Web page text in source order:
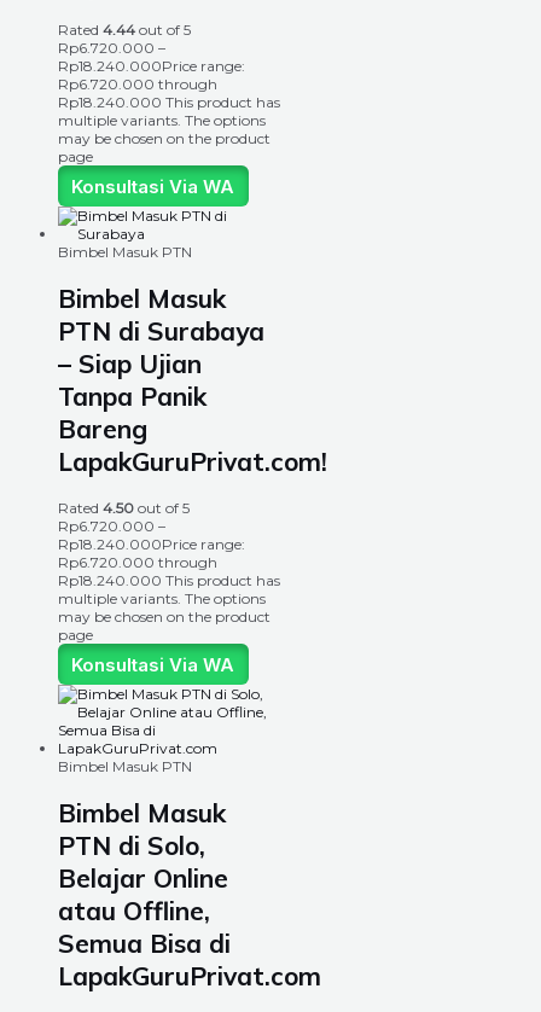
Rated 4.44 out of 5
Rp6.720.000 –
Rp18.240.000Price range:
Rp6.720.000 through
Rp18.240.000 This product has
multiple variants. The options
may be chosen on the product
page
Konsultasi Via WA
Bimbel Masuk PTN
Bimbel Masuk
PTN di Surabaya
– Siap Ujian
Tanpa Panik
Bareng
LapakGuruPrivat.com!
Rated 4.50 out of 5
Rp6.720.000 –
Rp18.240.000Price range:
Rp6.720.000 through
Rp18.240.000 This product has
multiple variants. The options
may be chosen on the product
page
Konsultasi Via WA
Bimbel Masuk PTN
Bimbel Masuk
PTN di Solo,
Belajar Online
atau Offline,
Semua Bisa di
LapakGuruPrivat.com